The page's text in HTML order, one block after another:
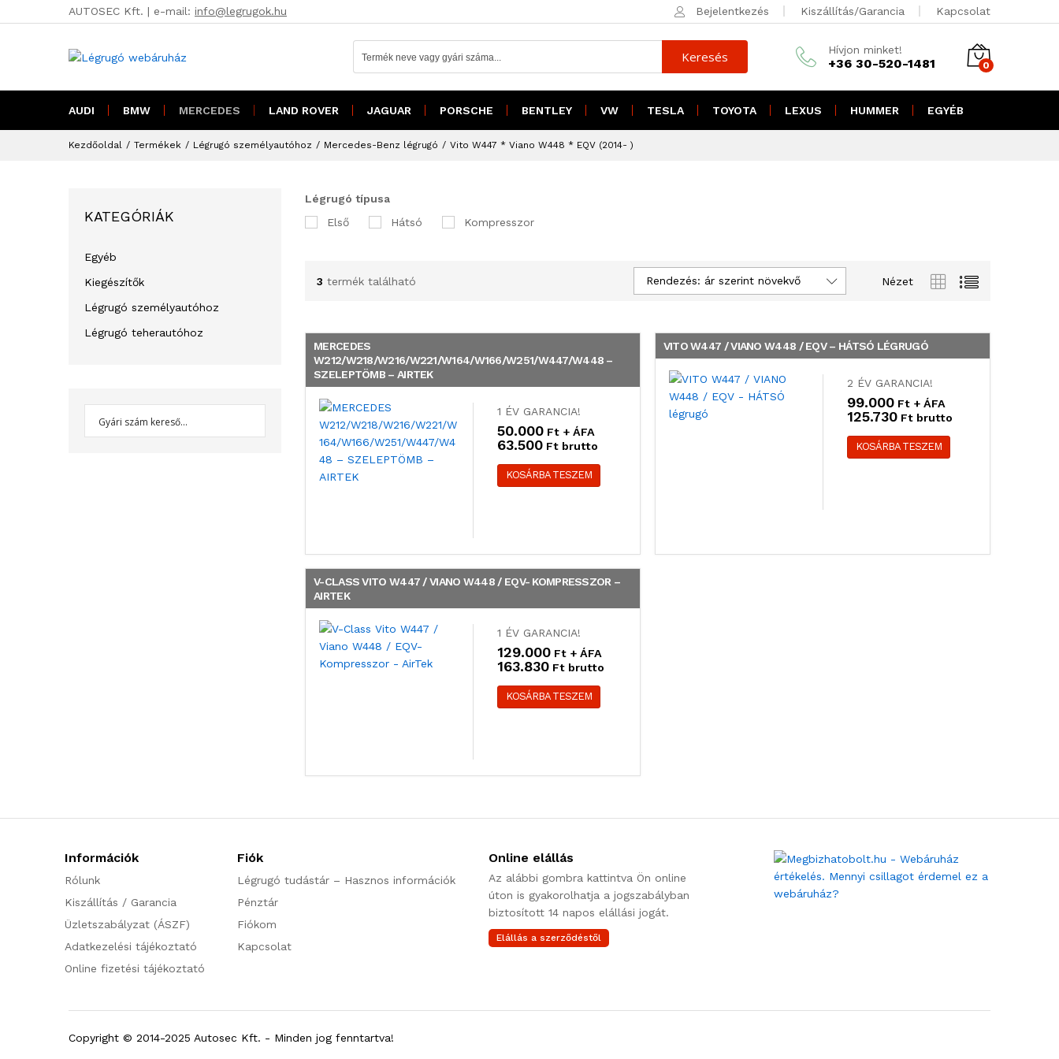
AUTOSEC Kft. | e-mail: info@legrugok.hu Bejelentkezés Kiszállítás/Garancia Kapcsolat
Keresés Hívjon minket!
+36 30-520-1481 0
AUDI BMW MERCEDES LAND ROVER JAGUAR PORSCHE BENTLEY VW TESLA TOYOTA LEXUS HUMMER EGYÉB
Kezdőoldal / Termékek / Légrugó személyautóhoz / Mercedes-Benz légrugó / Vito W447 * Viano W448 * EQV (2014- )
Légrugó típusa
Első
Hátsó Kompresszor
3 termék található Nézet
Rendezés: ár szerint növekvő
MERCEDES
W212/W218/W216/W221/W164/W166/W251/W447/W448 –
SZELEPTÖMB – AIRTEK
1 ÉV GARANCIA!
50.000 Ft + ÁFA
63.500 Ft brutto
KOSÁRBA TESZEM
VITO W447 / VIANO W448 / EQV – HÁTSÓ LÉGRUGÓ
2 ÉV GARANCIA!
99.000Ft + ÁFA
125.730Ft brutto
KOSÁRBA TESZEM
V-CLASS VITO W447 / VIANO W448 / EQV- KOMPRESSZOR –
AIRTEK
1 ÉV GARANCIA!
129.000 Ft + ÁFA
163.830 Ft brutto
KOSÁRBA TESZEM
KATEGÓRIÁK
Egyéb
Kiegészítők
Légrugó személyautóhoz
Légrugó teherautóhoz
Információk
Rólunk
Kiszállítás / Garancia
Üzletszabályzat (ÁSZF)
Adatkezelési tájékoztató
Online fizetési tájékoztató
Fiók
Légrugó tudástár – Hasznos információk
Pénztár
Fiókom
Kapcsolat
Online elállás
Az alábbi gombra kattintva Ön online
úton is gyakorolhatja a jogszabályban
biztosított 14 napos elállási jogát.
Elállás a szerződéstől
Copyright © 2014-2025 Autosec Kft. - Minden jog fenntartva!